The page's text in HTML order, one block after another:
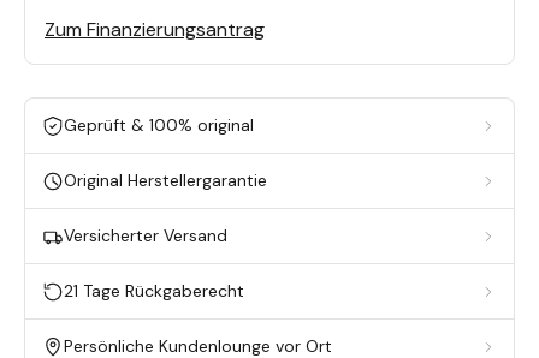
Zum Finanzierungsantrag
Geprüft & 100% original
Original Herstellergarantie
Versicherter Versand
21 Tage Rückgaberecht
Persönliche Kundenlounge vor Ort